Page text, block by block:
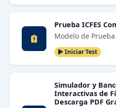
Prueba ICFES
Modelo de Prueba
Iniciar Test
Simulador y
Interactivas de
Descarga PDF